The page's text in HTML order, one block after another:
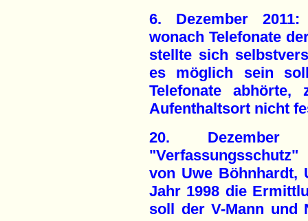
6. Dezember
wonach Telefonate
stellte sich
es möglich sein
Telefonate abhörte,
Aufenthaltsort nicht
20. Dezember
von Uwe Böhnhardt,
Jahr 1998 die
soll der V-Mann und